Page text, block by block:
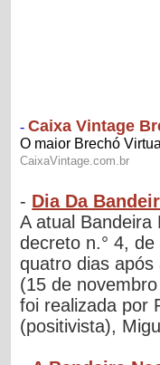
- Dia Da
A atual Bandeira
decreto n.° 4,
quatro dias após
(15 de
foi realizada por
(positivista),